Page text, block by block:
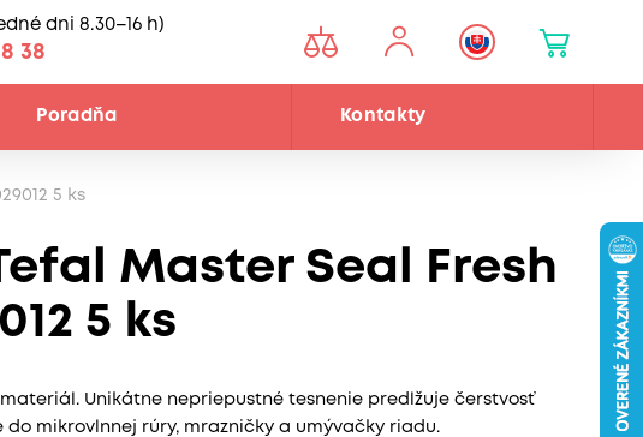
dni 8.30–16 h)
38
Poradňa Kontakty
5 ks
Master Seal Fresh
5 ks
materiál. Unikátne nepriepustné tesnenie predlžuje čerstvosť
do mikrovlnnej rúry, mrazničky a umývačky riadu.